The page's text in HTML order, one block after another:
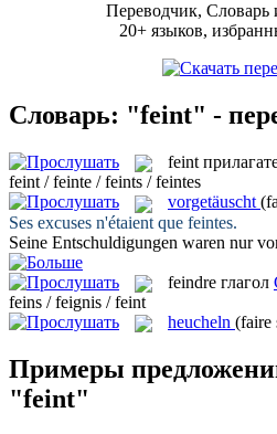
Переводчик, Словарь
20+ языков,
Словарь: "feint" -
feint
feint / feinte / feints / feintes
vorgetäuscht
Ses excuses n'étaient que feintes.
Seine Entschuldigungen waren nur
feindre глагол
feins / feignis / feint
heucheln (faire
Примеры
"feint"